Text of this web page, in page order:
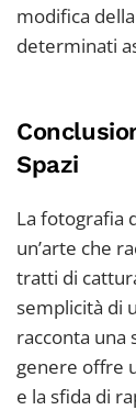
modifica
determinati
Spazi
La fotografia
un’arte che
tratti di
semplicità di
racconta una
genere offre
e la sfida di